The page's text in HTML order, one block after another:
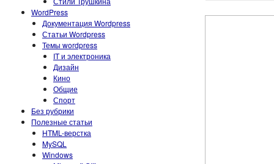
WordPress
Документация Wordpress
Статьи Wordpress
Темы wordpress
IT и электроника
Дизайн
Кино
Общие
Спорт
Без рубрики
Полезные статьи
HTML-верстка
MySQL
Windows